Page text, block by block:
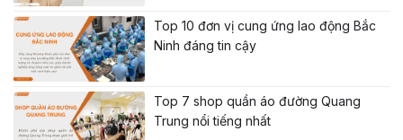
Top 10 đơn vị cung ứng lao động Bắc
Ninh đáng tin cậy
Top 7 shop quần áo đường Quang
Trung nổi tiếng nhất